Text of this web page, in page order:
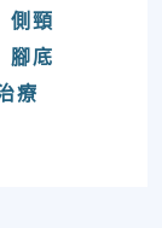
側頸
腳底
療